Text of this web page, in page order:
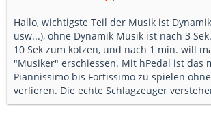
Hallo, wichtigste Teil der Musik ist
usw...), ohne Dynamik Musik ist nach 3
10 Sek zum kotzen, und nach 1 min. will
"Musiker" erschiessen. Mit hPedal ist das
Piannissimo bis Fortissimo zu spielen
verlieren. Die echte Schlagzeuger